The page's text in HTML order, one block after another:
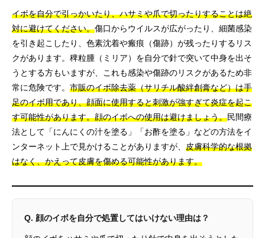
イボを自分で引っかいたり、ハサミや爪で切ったりすることは絶
対に避けてください。傷口からウイルスが広がったり、細菌感染
を引き起こしたり、色素沈着や瘢痕（傷跡）が残ったりするリス
クがあります。稗粒腫（ミリア）を自分で針で突いて中身を出そ
うとする方もいますが、これも感染や傷跡のリスクがあるため非
常に危険です。 市販のイボ除去薬（サリチル酸絆創膏など）は手
足のイボ用であり、顔面に使用すると刺激が強すぎて炎症を起こ
す可能性があります。顔のイボへの使用は避けましょう。民間療
法として「にんにくの汁を塗る」「お酢を塗る」などの方法をイ
ンターネット上で見かけることがありますが、 皮膚科学的な根拠
はなく、かえって皮膚を傷める可能性があります。
Q. 顔のイボを自分で処置してはいけない理由は？